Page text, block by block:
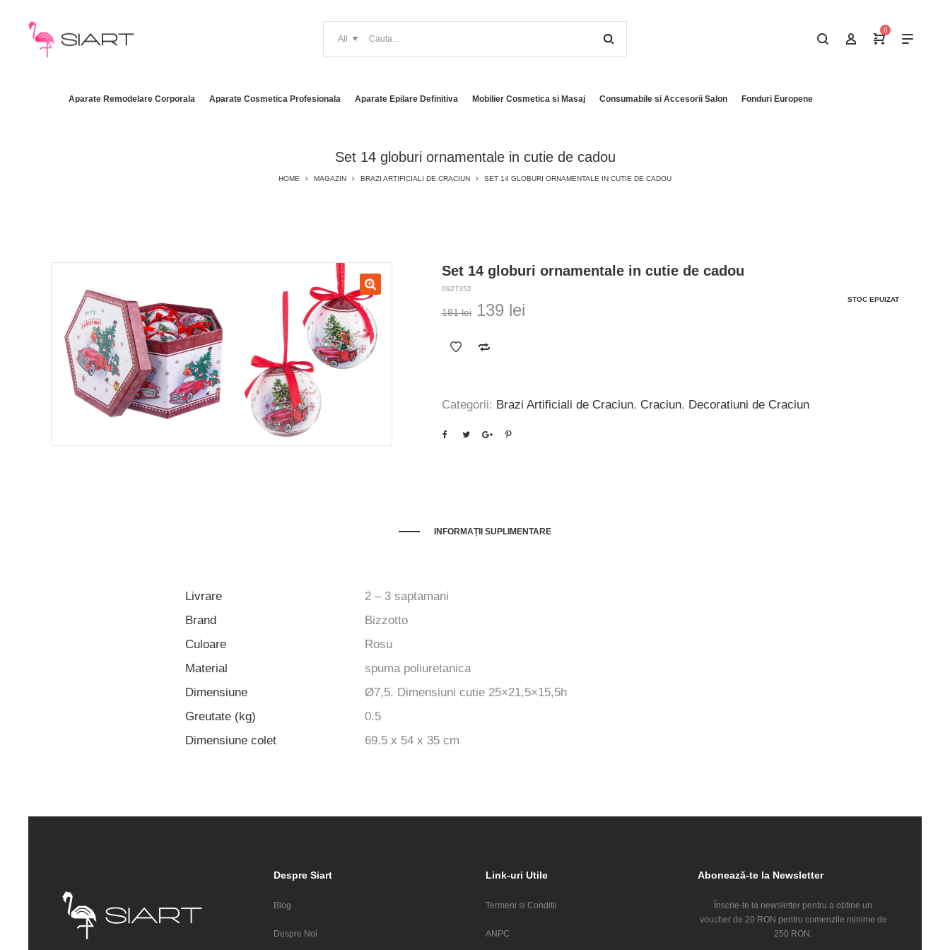
0
Aparate Remodelare Corporala Aparate Cosmetica Profesionala Aparate Epilare Definitiva Mobilier Cosmetica si Masaj Consumabile si Accesorii Salon Fonduri Europene
Set 14 globuri ornamentale in cutie de cadou
HOME MAGAZIN BRAZI ARTIFICIALI DE CRACIUN SET 14 GLOBURI ORNAMENTALE IN CUTIE DE CADOU
Set 14 globuri ornamentale in cutie de cadou
0927352
STOC EPUIZAT
181lei Prețul
a
139 leiPrețul
Categorii: Brazi Artificiali de Craciun, Craciun, Decoratiuni de Craciun
INFORMAȚII SUPLIMENTARE
Livrare
2 – 3 saptamani
Brand
Bizzotto
Culoare
Rosu
Material
spuma poliuretanica
Dimensiune
Ø7,5. Dimensiuni cutie 25×21,5×15,5h
Greutate (kg)
0.5
Dimensiune colet
69.5 x 54 x 35 cm
Despre Siart
Blog
Despre Noi
Link-uri Utile
Termeni si Conditii
ANPC
Abonează-te la Newsletter
Înscrie-te la newsletter pentru a obtine un
voucher de 20 RON pentru comenzile minime de
250 RON.